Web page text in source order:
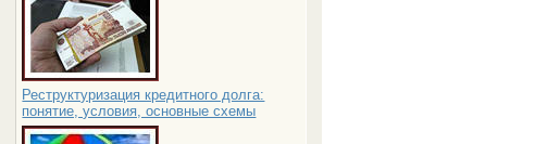
Реструктуризация кредитного долга:
понятие, условия, основные схемы